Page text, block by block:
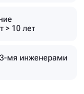
> 10 лет
3-мя инженерами